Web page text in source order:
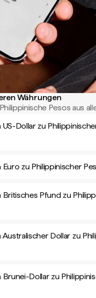
Währungen
Pesos aus
Dollar zu
zu Philippinischer
Pfund zu
Dollar zu
Dollar zu